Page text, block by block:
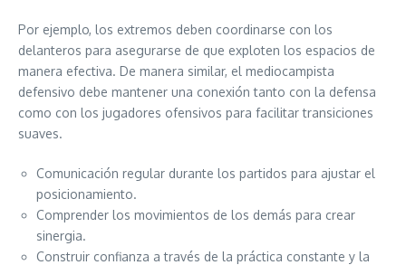
Por ejemplo, los extremos deben coordinarse con los
delanteros para asegurarse de que exploten los espacios de
manera efectiva. De manera similar, el mediocampista
defensivo debe mantener una conexión tanto con la defensa
como con los jugadores ofensivos para facilitar transiciones
suaves.
Comunicación regular durante los partidos para ajustar el
posicionamiento.
Comprender los movimientos de los demás para crear
sinergia.
Construir confianza a través de la práctica constante y la